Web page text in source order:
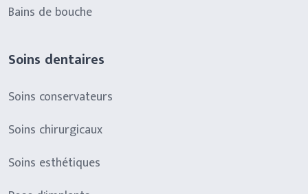
Bains de bouche
Soins dentaires
Soins conservateurs
Soins chirurgicaux
Soins esthétiques